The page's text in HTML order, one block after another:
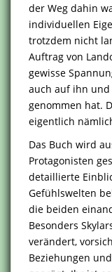
der Weg dahin
individuellen
trotzdem nicht
Auftrag von
gewisse
auch auf ihn und
genommen hat.
eigentlich
Das Buch wird
Protagonisten
detaillierte
Gefühlswelten
die beiden
Besonders
verändert,
Beziehungen